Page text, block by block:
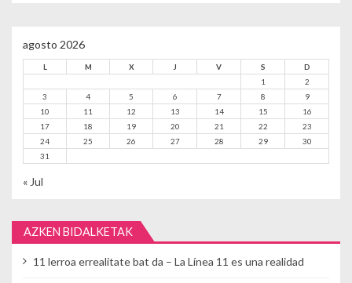
agosto 2026
L M X J V S
D
1
2
3
4 5 6 7 8
9
10
11 12 13 14 15
16
17
18 19 20 21 22
23
24
25 26 27 28 29
30
31
« Jul
AZKEN BIDALKETAK
11 lerroa errealitate bat da – La Línea 11 es una realidad